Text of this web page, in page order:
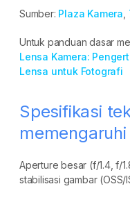
Sumber: Plaza Kamera
Untuk panduan dasar
Lensa Kamera:
Lensa untuk Fotografi
Spesifikasi
Aperture besar (f/1.4, f/
stabilisasi gambar